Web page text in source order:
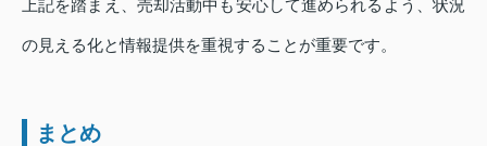
上記を踏まえ、売却活動中も安心して進められるよう、状況
の見える化と情報提供を重視することが重要です。
まとめ